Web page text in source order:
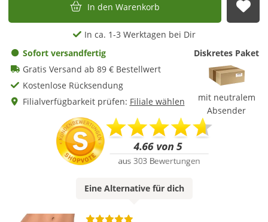
In den Warenkorb
In ca. 1-3 Werktagen bei Dir
Sofort versandfertig
Gratis Versand ab 89 € Bestellwert
Kostenlose Rücksendung
Filialverfügbarkeit prüfen: Filiale wählen
Diskretes Paket
mit neutralem
Absender
Eine Alternativefür dich